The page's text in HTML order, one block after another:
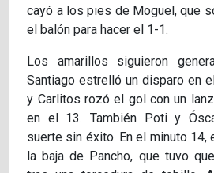
cayó a los pies de Moguel, que
el balón para hacer el 1-1.
Los amarillos siguieron
Santiago estrelló un disparo en
y Carlitos rozó el gol con un
en el 13. También Poti y
suerte sin éxito. En el minuto
la baja de Pancho, que tuvo